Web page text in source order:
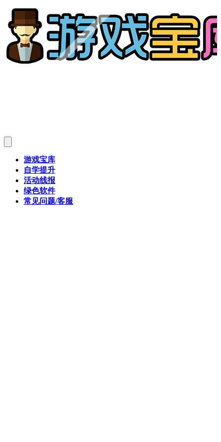
游戏宝库
自学提升
活动线报
绿色软件
常见问题/客服